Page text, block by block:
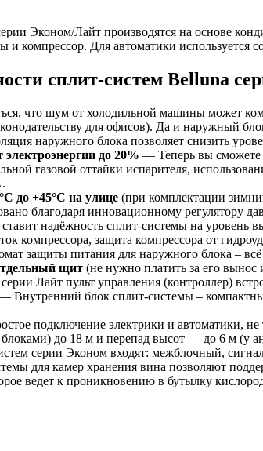
Эконом/Лайт производятся на основе
и компрессор. Для автоматики используется
сплит-систем Belluna
что шум от холодильной машины может
для офисов). Да и наружный
наружного блока позволяет снизить
до 20% — Теперь вы сможете
газовой оттайки испарителя,
до +45°С на улице (при комплектации
благодаря инновационному регулятору
ставит надёжность сплит-системы на уровень
компрессора, защита компрессора от
защиты питания для наружного блока –
щит (не нужно платить за его
Лайт пульт управления (контроллер)
Внутренний блок сплит-системы –
подключение электрики и автоматики, не
до 18 м и перепад высот — до 6 м (у
серии Эконом входят: межблочный,
для камер хранения вина позволяют
ведет к проникновению в бутылку